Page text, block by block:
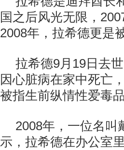
国之后风光无限，
2008年，拉希德更是
拉希德9月19日去
因心脏病在家中死亡
被指生前纵情性爱毒
2008年，一位名叫
示，拉希德在办公室